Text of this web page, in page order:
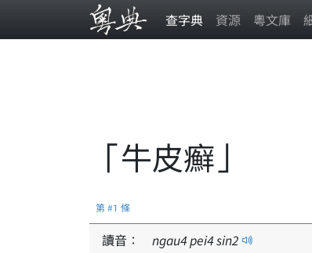
查字典 資源 粵文庫
「牛皮癬」
第 #1 條
讀音： ngau4pei4sin2